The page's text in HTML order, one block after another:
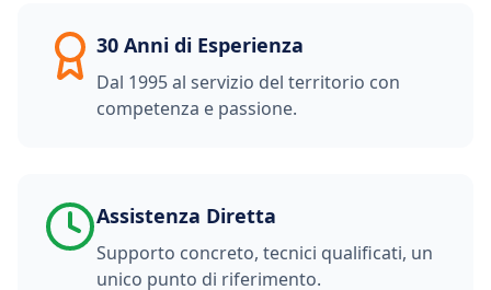
30 Anni di Esperienza
Dal 1995 al servizio del territorio con
competenza e passione.
Assistenza Diretta
Supporto concreto, tecnici qualificati, un
unico punto di riferimento.